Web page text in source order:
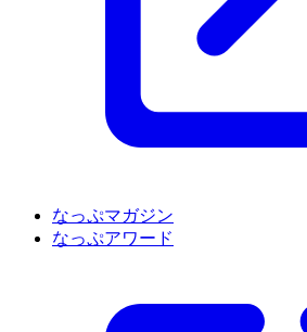
なっぷマガジン
なっぷアワード